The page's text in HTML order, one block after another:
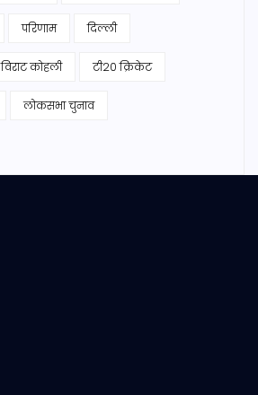
परिणाम दिल्ली
विराट कोहली टी20 क्रिकेट
लोकसभा चुनाव